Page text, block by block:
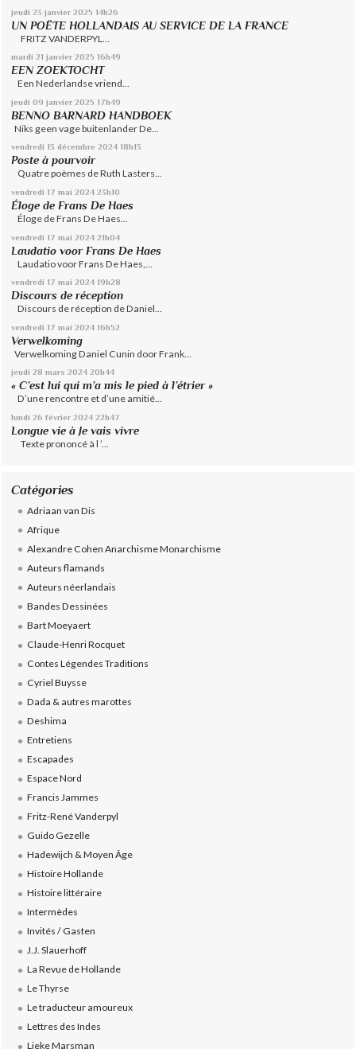
jeudi 23 janvier 2025 14h26
UN POËTE HOLLANDAIS AU SERVICE DE LA FRANCE
FRITZ VANDERPYL...
mardi 21 janvier 2025 16h49
EEN ZOEKTOCHT
Een Nederlandse vriend...
jeudi 09 janvier 2025 17h49
BENNO BARNARD HANDBOEK
Niks geen vage buitenlander De...
vendredi 13 décembre 2024 18h13
Poste à pourvoir
Quatre poèmes de Ruth Lasters...
vendredi 17 mai 2024 23h10
Éloge de Frans De Haes
Éloge de Frans De Haes...
vendredi 17 mai 2024 21h04
Laudatio voor Frans De Haes
Laudatio voor Frans De Haes,...
vendredi 17 mai 2024 19h28
Discours de réception
Discours de réception de Daniel...
vendredi 17 mai 2024 16h52
Verwelkoming
Verwelkoming Daniel Cunin door Frank...
jeudi 28 mars 2024 20h44
« C’est lui qui m’a mis le pied à l’étrier »
D’une rencontre et d’une amitié...
lundi 26 février 2024 22h47
Longue vie à Je vais vivre
Texte prononcé à l ’...
Catégories
Adriaan van Dis
Afrique
Alexandre Cohen Anarchisme Monarchisme
Auteurs flamands
Auteurs néerlandais
Bandes Dessinées
Bart Moeyaert
Claude-Henri Rocquet
Contes Légendes Traditions
Cyriel Buysse
Dada & autres marottes
Deshima
Entretiens
Escapades
Espace Nord
Francis Jammes
Fritz-René Vanderpyl
Guido Gezelle
Hadewijch & Moyen Âge
Histoire Hollande
Histoire littéraire
Intermèdes
Invités / Gasten
J.J. Slauerhoff
La Revue de Hollande
Le Thyrse
Le traducteur amoureux
Lettres des Indes
Lieke Marsman